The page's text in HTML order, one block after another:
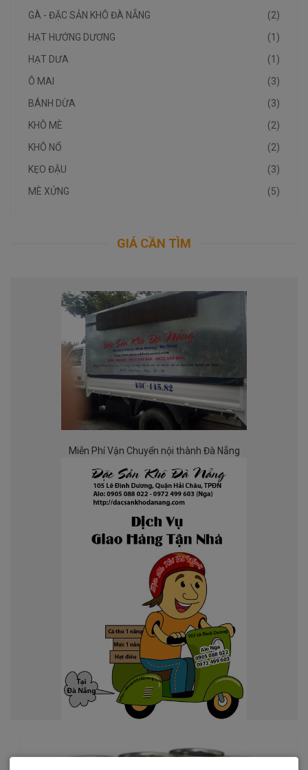
(2)
GÀ - ĐẶC SẢN KHÔ ĐÀ NẴNG
(1)
HẠT HƯỚNG DƯƠNG
(1)
HẠT DƯA
(3)
Ô MAI
(3)
BÁNH DỪA
(2)
KHÔ MÈ
(2)
KHÔ NỔ
(3)
KẸO ĐẬU
(5)
MÈ XỬNG
GIÁ CẦN TÌM
Miễn Phí Vận Chuyển nội thành Đà Nẵng